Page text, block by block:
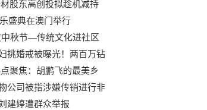
股东高创投拟趁机减持
盛典在澳门举行
中秋节—传统文化进社区
挑婚戒被曝光！两百万钻
点聚焦：胡鹏飞的最美乡
公司被指涉嫌传销进行非
建婷遭群众举报